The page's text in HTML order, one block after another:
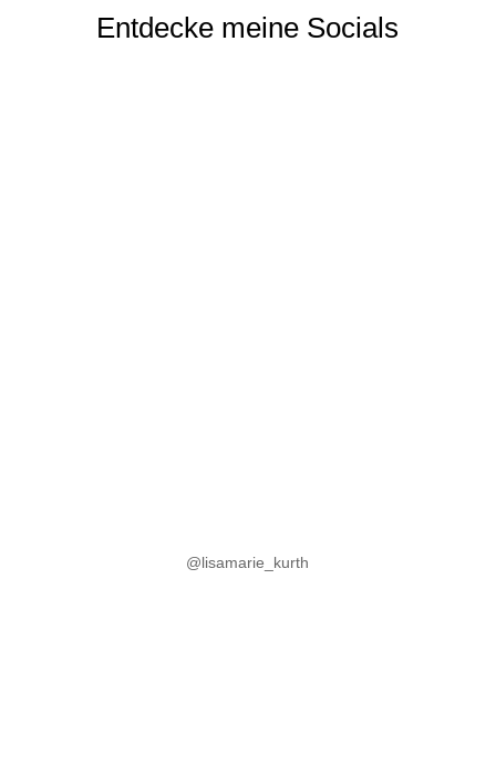
Entdecke meine Socials
@lisamarie_kurth